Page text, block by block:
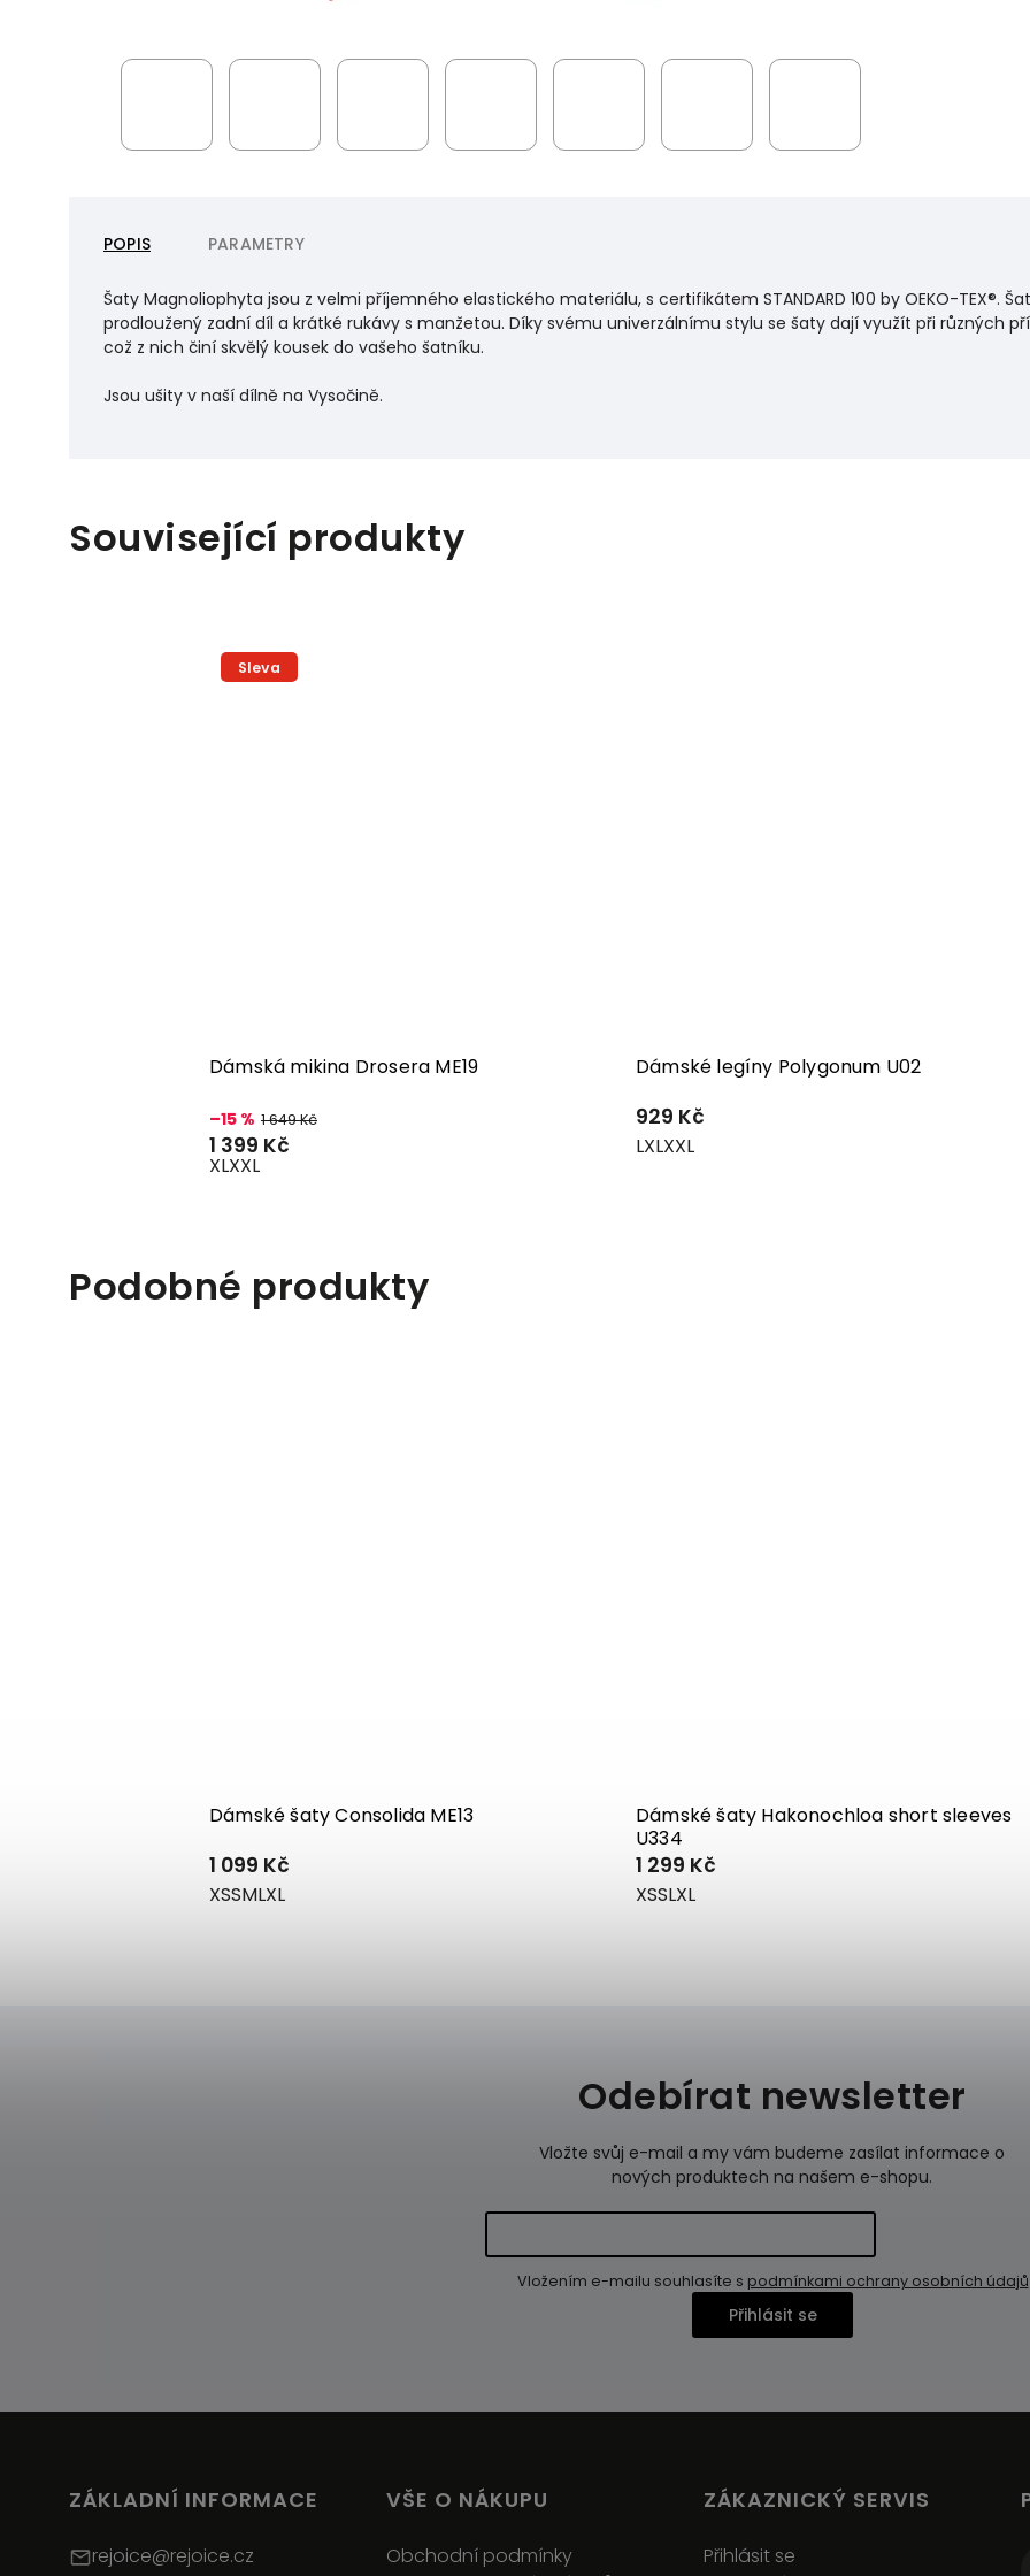
POPIS PARAMETRY
Šaty Magnoliophyta jsou z velmi příjemného elastického materiálu, s certifikátem STANDARD 100 by OEKO-TEX®.
prodloužený zadní díl a krátké rukávy s manžetou. Díky svému univerzálnímu stylu se šaty dají využít při různých
což z nich činí skvělý kousek do vašeho šatníku.
Jsou ušity v naší dílně na Vysočině.
Související produkty
Sleva
Dámská mikina Drosera ME19
–15 % 1 649 Kč
1 399 Kč
XLXXL
Dámské legíny Polygonum U02
929 Kč
LXLXXL
Podobné produkty
Dámské šaty Consolida ME13
1 099 Kč
XSSMLXL
Dámské šaty Hakonochloa short sleeves
U334
1 299 Kč
XSSLXL
Odebírat newsletter
Vložte svůj e-mail a my vám budeme zasílat informace o
nových produktech na našem e-shopu.
Vložením e-mailu souhlasíte s podmínkami ochrany osobních údajů
Přihlásit se
ZÁKLADNÍ INFORMACE
rejoice@rejoice.cz
VŠE O NÁKUPU
Obchodní podmínky
ZÁKAZNICKÝ SERVIS
Přihlásit se